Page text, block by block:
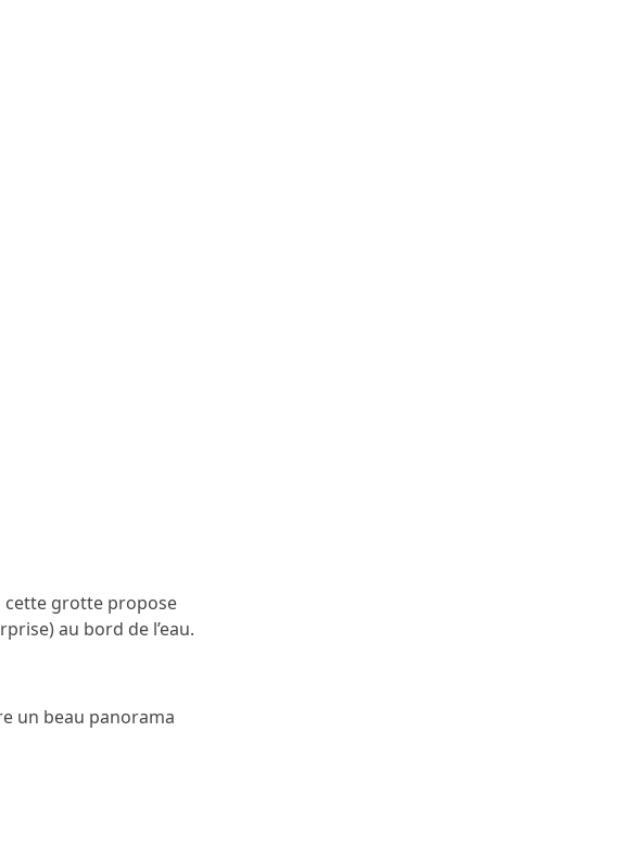
cette grotte propose
au bord de l’eau.
un beau panorama